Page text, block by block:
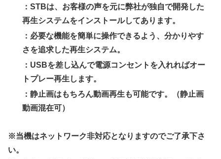
：STBは、お客様の声を元に弊社が独自で開発した
再生システムをインストールしてあります。
：必要な機能を簡単に操作できるよう、分かりやす
さを追求した再生システム。
：USBを差し込んで電源コンセントを入れればオー
トプレー再生します。
：静止画はもちろん動画再生も可能です。（静止画
動画混在可）
※当機はネットワーク非対応となりますのでご了承下さ
い。